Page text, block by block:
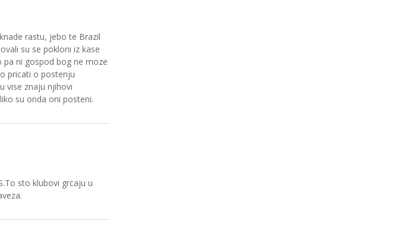
rastu, jebo te Brazil
su se pokloni iz kase
pa ni gospod bog ne moze
pricati o postenju
vise znaju njihovi
su onda oni posteni.
sto klubovi grcaju u